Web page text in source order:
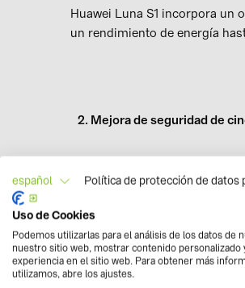
Huawei Luna S1 incorpora un
un rendimiento de energía
2. Mejora de seguridad de
Entre los beneficios de esta
niveles que incluye
obtenido numerosas
62040-1, IEC 62477 y UN 38.3,
español Política de protección de datos
Uso de Cookies
Podemos utilizarlas para el análisis de los datos de
nuestro sitio web, mostrar contenido personalizado
experiencia en el sitio web. Para obtener más
utilizamos, abre los ajustes.